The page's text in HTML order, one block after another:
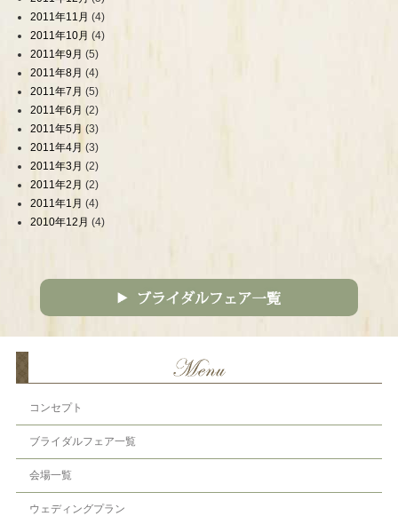
2011年11月 (4)
2011年10月 (4)
2011年9月 (5)
2011年8月 (4)
2011年7月 (5)
2011年6月 (2)
2011年5月 (3)
2011年4月 (3)
2011年3月 (2)
2011年2月 (2)
2011年1月 (4)
2010年12月 (4)
コンセプト
ブライダルフェア一覧
会場一覧
ウェディングプラン